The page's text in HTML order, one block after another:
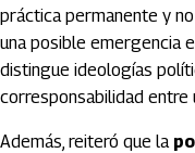
práctica permanente y
una posible emergencia
distingue ideologías
corresponsabilidad entre
Además, reiteró que la